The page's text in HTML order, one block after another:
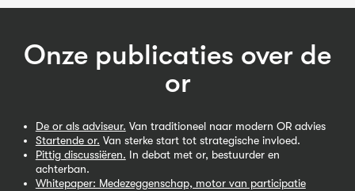
Onze publicaties over de
or
De or als adviseur. Van traditioneel naar modern OR advies
Startende or. Van sterke start tot strategische invloed.
Pittig discussiëren. In debat met or, bestuurder en
achterban.
Whitepaper: Medezeggenschap, motor van participatie